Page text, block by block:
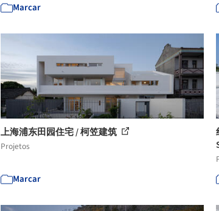
Marcar
上海浦东田园住宅 / 柯笠建筑
Projetos
Marcar